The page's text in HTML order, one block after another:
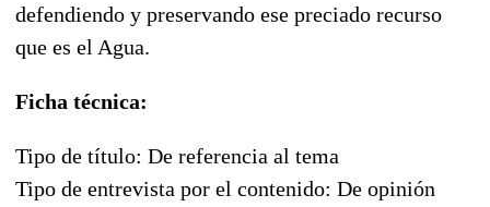
defendiendo y preservando ese preciado recurso
que es el Agua.
Ficha técnica:
Tipo de título: De referencia al tema
Tipo de entrevista por el contenido: De opinión